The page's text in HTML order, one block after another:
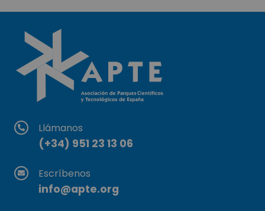
Llámanos
(+34) 951 23 13 06
Escríbenos
info@apte.org